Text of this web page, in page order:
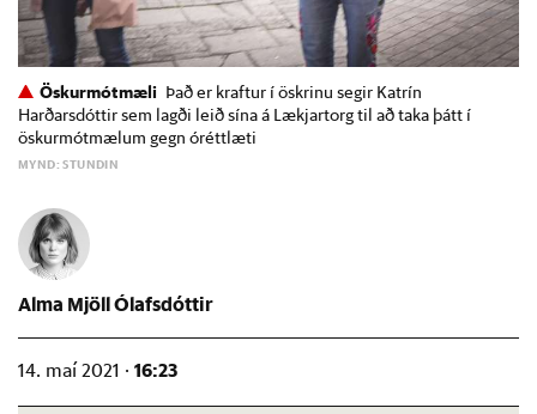
Öskurmótmæli Það er kraftur í öskrinu segir Katrín
Harðarsdóttir sem lagði leið sína á Lækjartorg til að taka þátt í
öskurmótmælum gegn óréttlæti
MYND: STUNDIN
Alma Mjöll Ólafsdóttir
14. maí 2021 · 16:23